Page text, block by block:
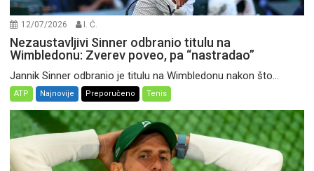
12/07/2026 I. Ć.
Nezaustavljivi Sinner odbranio titulu na
Wimbledonu: Zverev poveo, pa “nastradao”
Jannik Sinner odbranio je titulu na Wimbledonu nakon što...
ATP Najnovije Preporučeno Tenis